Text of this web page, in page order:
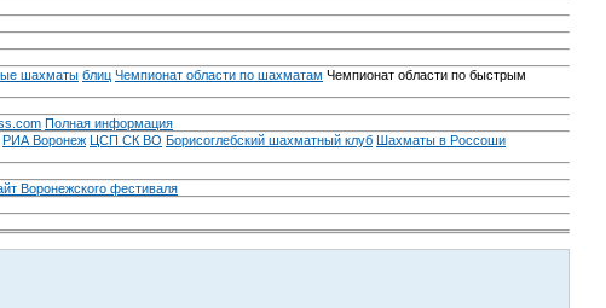
шахматы блиц Чемпионат области по шахматам Чемпионат области по быстрым
Полная информация
РИА Воронеж ЦСП СК ВО Борисоглебский шахматный клуб Шахматы в Россоши
Воронежского фестиваля